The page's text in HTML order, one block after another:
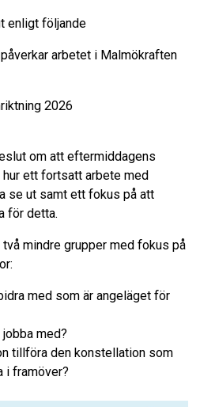
enligt följande
arbetet i Malmökraften
2026
om att eftermiddagens
ett fortsatt arbete med
se ut samt ett fokus på att
för detta.
mindre grupper med fokus på
med som är angeläget för
med?
tillföra den konstellation som
i framöver?